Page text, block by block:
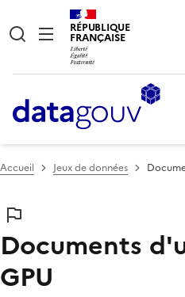
RÉPUBLIQUE
FRANÇAISE
Accueil Jeux de données
Documents
GPU